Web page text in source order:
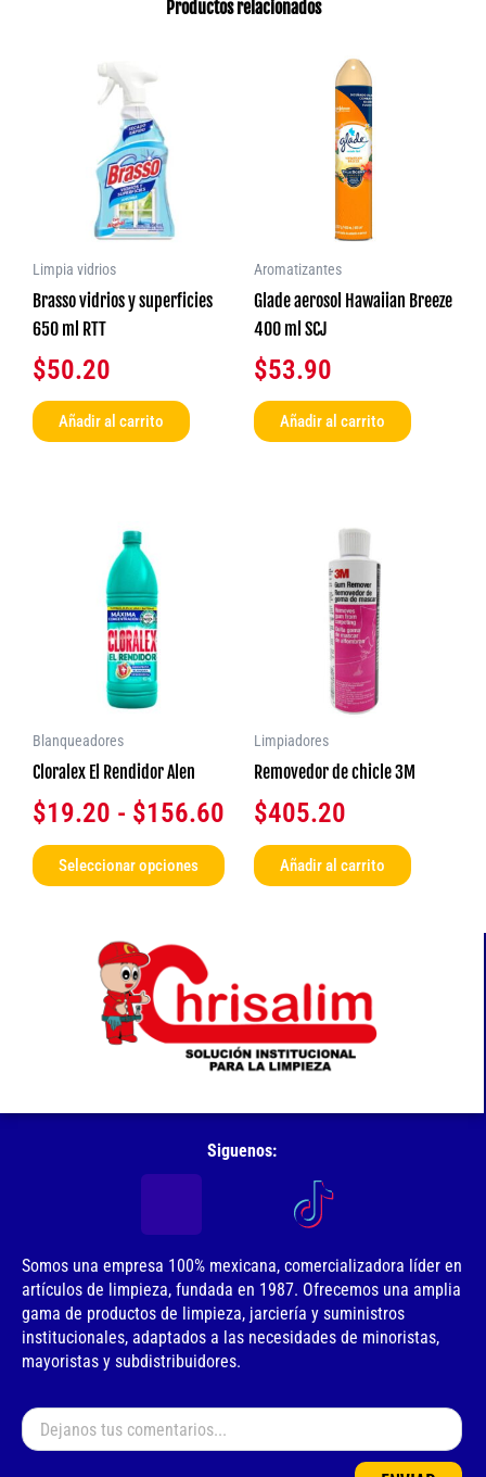
Productos relacionados
Limpia vidrios
Brasso vidrios y superficies
650 ml RTT
$50.20
Añadir al carrito
Aromatizantes
Glade aerosol Hawaiian Breeze
400 ml SCJ
$53.90
Añadir al carrito
Blanqueadores
Cloralex El Rendidor Alen
$19.20 - $156.60
$156.60
Seleccionar opciones
pueden
página
Limpiadores
Removedor de chicle 3M
$405.20
Añadir al carrito
Siguenos:
Somos una empresa 100% mexicana, comercializadora líder en
artículos de limpieza, fundada en 1987. Ofrecemos una amplia
gama de productos de limpieza, jarciería y suministros
institucionales, adaptados a las necesidades de minoristas,
mayoristas y subdistribuidores.